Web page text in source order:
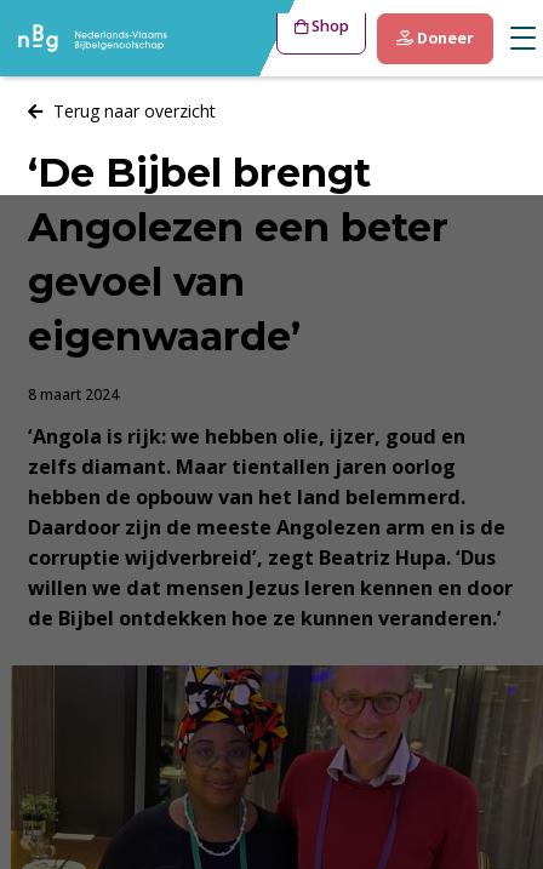
Shop
Doneer
Terug naar overzicht
‘De Bijbel brengt
Angolezen een beter
gevoel van
eigenwaarde’
8 maart 2024
‘Angola is rijk: we hebben olie, ijzer, goud en
zelfs diamant. Maar tientallen jaren oorlog
hebben de opbouw van het land belemmerd.
Daardoor zijn de meeste Angolezen arm en is de
corruptie wijdverbreid’, zegt Beatriz Hupa. ‘Dus
willen we dat mensen Jezus leren kennen en door
de Bijbel ontdekken hoe ze kunnen veranderen.’